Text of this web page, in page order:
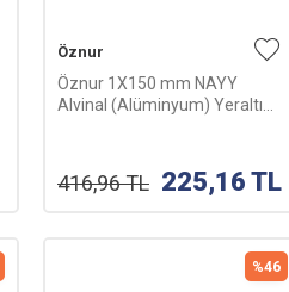
Öznur
Öznur 1X150 mm NAYY
Alvinal (Alüminyum) Yeraltı
416,96TL 225,16 TL
%46